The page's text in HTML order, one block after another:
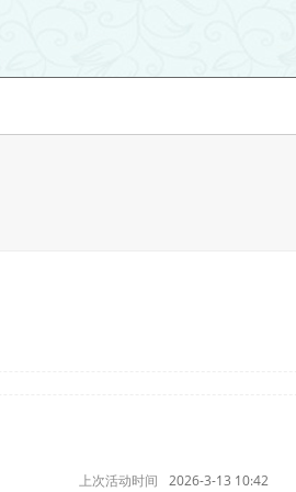
上次活动时间
2026-3-13 10:42